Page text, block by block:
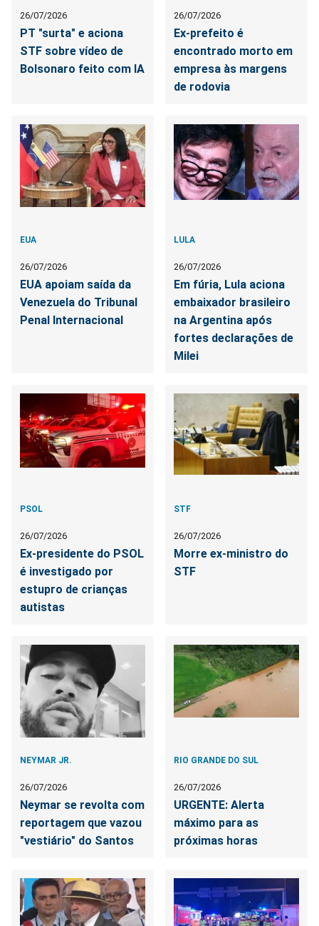
26/07/2026
PT "surta" e aciona
STF sobre vídeo de
Bolsonaro feito com IA
26/07/2026
Ex-prefeito é
encontrado morto em
empresa às margens
de rodovia
EUA
26/07/2026
EUA apoiam saída da
Venezuela do Tribunal
Penal Internacional
LULA
26/07/2026
Em fúria, Lula aciona
embaixador brasileiro
na Argentina após
fortes declarações de
Milei
PSOL
26/07/2026
Ex-presidente do PSOL
é investigado por
estupro de crianças
autistas
STF
26/07/2026
Morre ex-ministro do
STF
NEYMAR JR.
26/07/2026
Neymar se revolta com
reportagem que vazou
"vestiário" do Santos
RIO GRANDE DO SUL
26/07/2026
URGENTE: Alerta
máximo para as
próximas horas